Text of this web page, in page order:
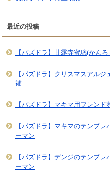
最近の投稿
【パズドラ】甘露寺蜜璃(かん
【パズドラ】クリスマスアル
補
【パズドラ】マキマ用フレン
【パズドラ】マキマのテンプ
ーマン
【パズドラ】デンジのテンプ
ーマン